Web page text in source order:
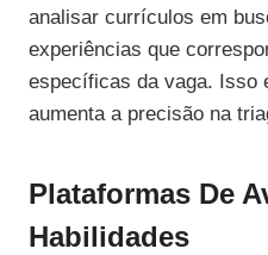
analisar currículos em
experiências que
específicas da vaga. Isso
aumenta a precisão na
Plataformas De
Habilidades